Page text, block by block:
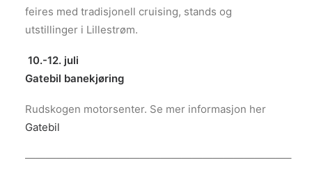
feires med tradisjonell cruising, stands og
utstillinger i Lillestrøm.
10.-12. juli
Gatebil banekjøring
Rudskogen motorsenter. Se mer informasjon her
Gatebil
—————————————————————————–